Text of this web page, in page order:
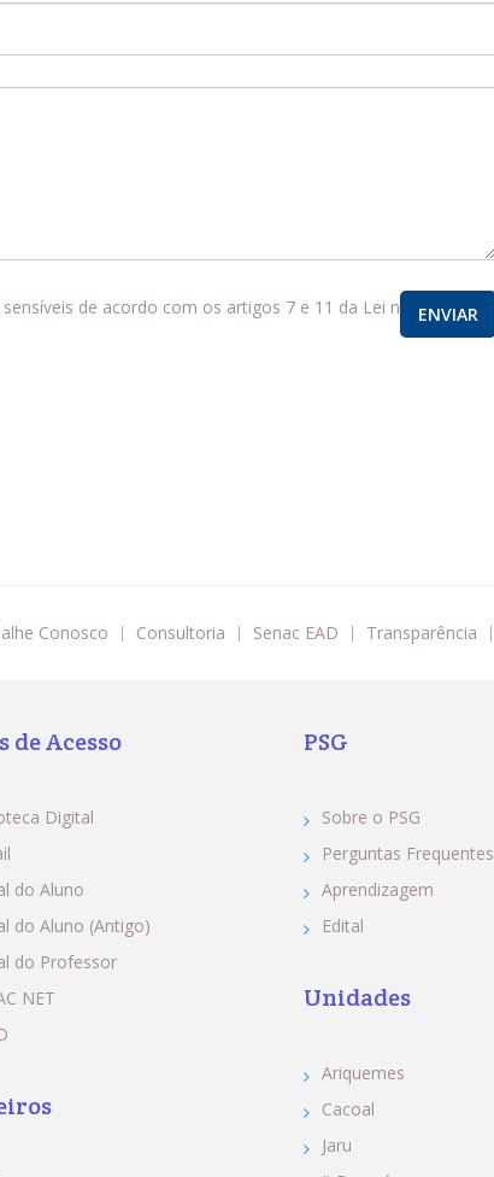
de acordo com os artigos 7 e 11 da Lei n°
Conosco Consultoria Senac EAD Transparência
de Acesso
Digital
do Aluno
do Aluno (Antigo)
do Professor
NET
PSG
Sobre o PSG
Perguntas Frequentes
Aprendizagem
Edital
Unidades
Ariquemes
Cacoal
Jaru